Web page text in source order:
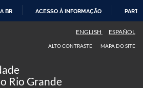
BR ACESSO À INFORMAÇÃO
ENGLISH ESPAÑOL
ALTO CONTRASTE MAPA DO SITE
Rio Grande